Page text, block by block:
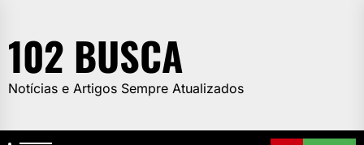
the
content
102 BUSCA
Notícias e Artigos Sempre Atualizados